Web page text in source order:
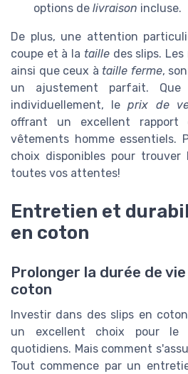
options de livraison incluse.
De plus, une attention
coupe et à la tailledes slips. Les
ainsi que ceux à taille ferme,
un ajustement parfait.
individuellement, leprix de
offrant un excellent rapport
vêtements homme essentiels.
choix disponibles pour
toutes vos attentes!
Entretien et
en coton
Prolonger la durée de
coton
Investir dans des slips en
un excellent choix pour
quotidiens. Mais comment
Tout commence par un